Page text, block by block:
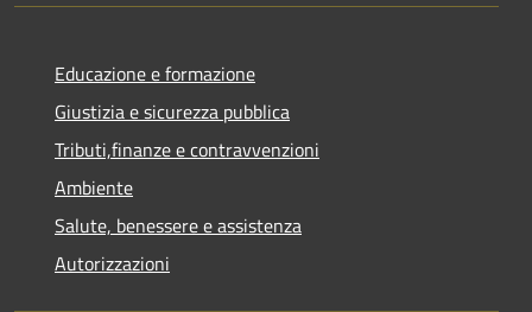
Educazione e formazione
Giustizia e sicurezza pubblica
Tributi,finanze e contravvenzioni
Ambiente
Salute, benessere e assistenza
Autorizzazioni